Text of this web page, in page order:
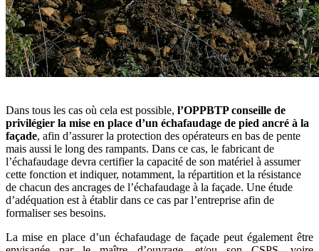
Dans tous les cas où cela est possible, l’OPPBTP conseille de
privilégier la mise en place d’un échafaudage de pied ancré à la
façade, afin d’assurer la protection des opérateurs en bas de pente
mais aussi le long des rampants. Dans ce cas, le fabricant de
l’échafaudage devra certifier la capacité de son matériel à assumer
cette fonction et indiquer, notamment, la répartition et la résistance
de chacun des ancrages de l’échafaudage à la façade. Une étude
d’adéquation est à établir dans ce cas par l’entreprise afin de
formaliser ses besoins.
La mise en place d’un échafaudage de façade peut également être